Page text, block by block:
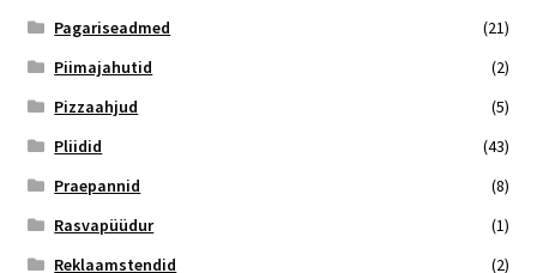
Pagariseadmed
(21)
Piimajahutid
(2)
Pizzaahjud
(5)
Pliidid
(43)
Praepannid
(8)
Rasvapüüdur
(1)
Reklaamstendid
(2)